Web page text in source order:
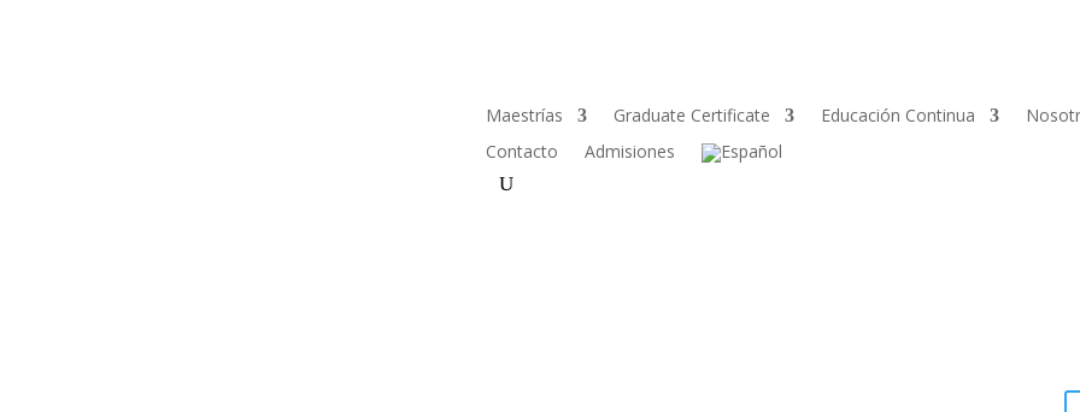
Maestrías Graduate Certificate Educación Continua
Contacto
Admisiones